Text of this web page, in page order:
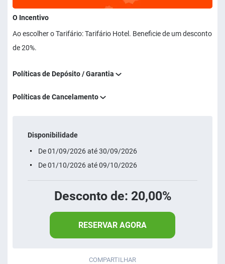
O Incentivo
Ao escolher o Tarifário: Tarifário Hotel. Beneficie de um desconto
de 20%.
Políticas de Depósito / Garantia
Políticas de Cancelamento
Disponibilidade
De 01/09/2026 até 30/09/2026
De 01/10/2026 até 09/10/2026
Desconto de: 20,00%
RESERVAR AGORA
COMPARTILHAR